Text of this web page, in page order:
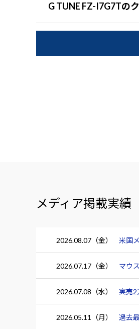
G TUNE FZ-I7G7Tの
メディア掲載実績
2026.08.07（金） 米国
2026.07.17（金） マウ
2026.07.08（水） 実売2
2026.05.11（月） 過去